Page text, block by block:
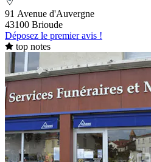
91 Avenue d'Auvergne
43100 Brioude
Déposez le premier avis !
top notes